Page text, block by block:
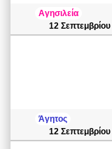
Αγησιλεία
12 Σεπτεμβρίου
Άγητος
12 Σεπτεμβρίου